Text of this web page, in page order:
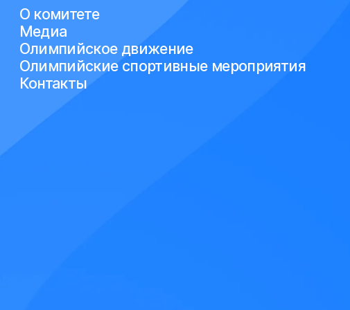
О комитете
Медиа
Олимпийское движение
Олимпийские спортивные мероприятия
Контакты